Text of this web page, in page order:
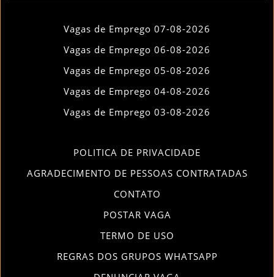
Vagas de Emprego 07-08-2026
Vagas de Emprego 06-08-2026
Vagas de Emprego 05-08-2026
Vagas de Emprego 04-08-2026
Vagas de Emprego 03-08-2026
POLITICA DE PRIVACIDADE
AGRADECIMENTO DE PESSOAS CONTRATADAS
CONTATO
POSTAR VAGA
TERMO DE USO
REGRAS DOS GRUPOS WHATSAPP